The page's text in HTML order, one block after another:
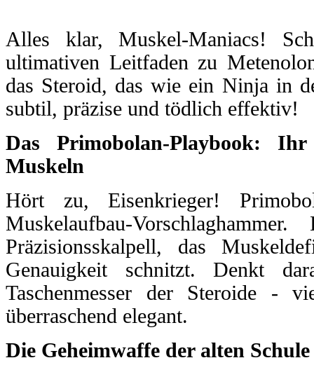
Alles klar, Muskel-Maniacs!
ultimativen Leitfaden zu
das Steroid, das wie ein Ninja in
subtil, präzise und tödlich effektiv!
Das Primobolan-Playbook:
Muskeln
Hört zu, Eisenkrieger!
Muskelaufbau-
Präzisionsskalpell, das
Genauigkeit schnitzt. Denkt
Taschenmesser der Steroide -
überraschend elegant.
Die Geheimwaffe der alten Schule